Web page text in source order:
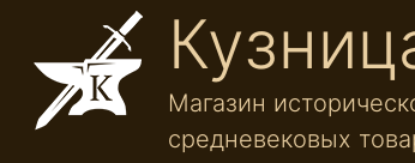
Перейти к основному содержанию
Магазин
средневековых